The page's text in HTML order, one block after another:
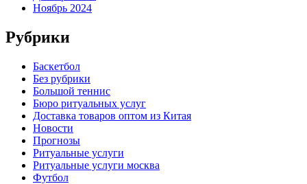
Ноябрь 2024
Рубрики
Баскетбол
Без рубрики
Большой теннис
Бюро ритуальных услуг
Доставка товаров оптом из Китая
Новости
Прогнозы
Ритуальные услуги
Ритуальные услуги москва
Футбол